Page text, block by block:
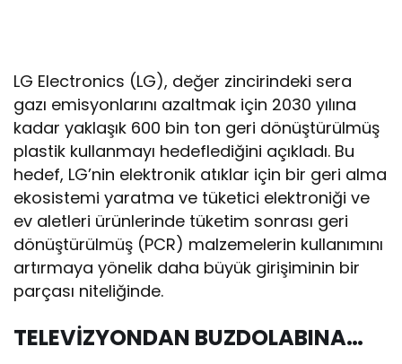
LG Electronics (LG), değer zincirindeki sera
gazı emisyonlarını azaltmak için 2030 yılına
kadar yaklaşık 600 bin ton geri dönüştürülmüş
plastik kullanmayı hedeflediğini açıkladı. Bu
hedef, LG’nin elektronik atıklar için bir geri alma
ekosistemi yaratma ve tüketici elektroniği ve
ev aletleri ürünlerinde tüketim sonrası geri
dönüştürülmüş (PCR) malzemelerin kullanımını
artırmaya yönelik daha büyük girişiminin bir
parçası niteliğinde.
TELEVİZYONDAN BUZDOLABINA…